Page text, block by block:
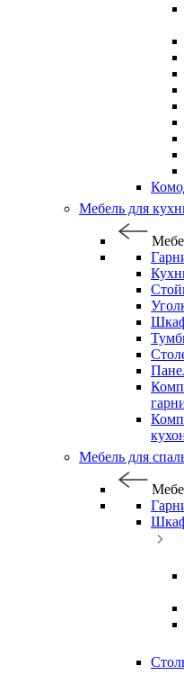
Мебель для
Мебель для